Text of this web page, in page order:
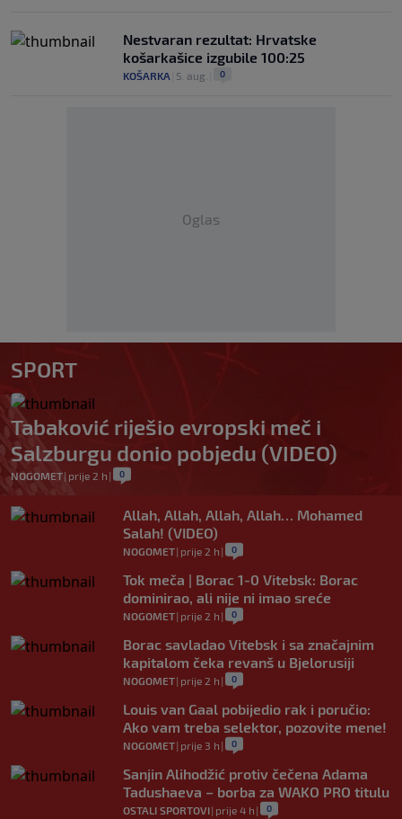
Nestvaran rezultat: Hrvatske
košarkašice izgubile 100:25
KOŠARKA 5. aug. 0
Oglas
SPORT
Tabaković riješio evropski meč i
Salzburgu donio pobjedu (VIDEO)
NOGOMET| prije 2 h | 0
Allah, Allah, Allah, Allah… Mohamed
Salah! (VIDEO)
NOGOMET| prije 2 h | 0
Tok meča | Borac 1-0 Vitebsk: Borac
dominirao, ali nije ni imao sreće
NOGOMET| prije 2 h | 0
Borac savladao Vitebsk i sa značajnim
kapitalom čeka revanš u Bjelorusiji
NOGOMET| prije 2 h | 0
Louis van Gaal pobijedio rak i poručio:
Ako vam treba selektor, pozovite mene!
NOGOMET| prije 3 h | 0
Sanjin Alihodžić protiv čečena Adama
Tadushaeva – borba za WAKO PRO titulu
OSTALI SPORTOVI| prije 4 h | 0